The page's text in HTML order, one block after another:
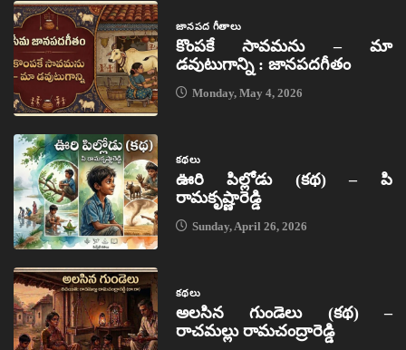
జానపద గీతాలు
కొంపకే సావమను – మా
డవుటుగాన్ని : జానపదగీతం
Monday, May 4, 2026
కథలు
ఊరి పిల్లోడు (కథ) – పి
రామకృష్ణారెడ్డి
Sunday, April 26, 2026
కథలు
అలసిన గుండెలు (కథ) –
రాచమల్లు రామచంద్రారెడ్డి